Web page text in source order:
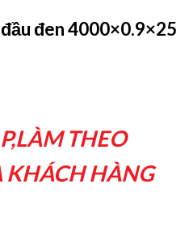
đen 4000×0.9×25
THEO
KHÁCH HÀNG